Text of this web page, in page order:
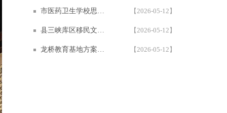
市医药卫生学校思政教育基地设计方案 | 600㎡学校多媒体展厅设计施工案例 — 西安一笔一画科技 【2026-05-12】
县三峡库区移民文化教育基地 | 一笔一画沉浸式多媒体互动展厅设计施工案例 【2026-05-12】
龙桥教育基地方案，多媒体互动展厅设计施工案例 | 1200㎡红色教育基地 | 西安一笔一画科技 【2026-05-12】